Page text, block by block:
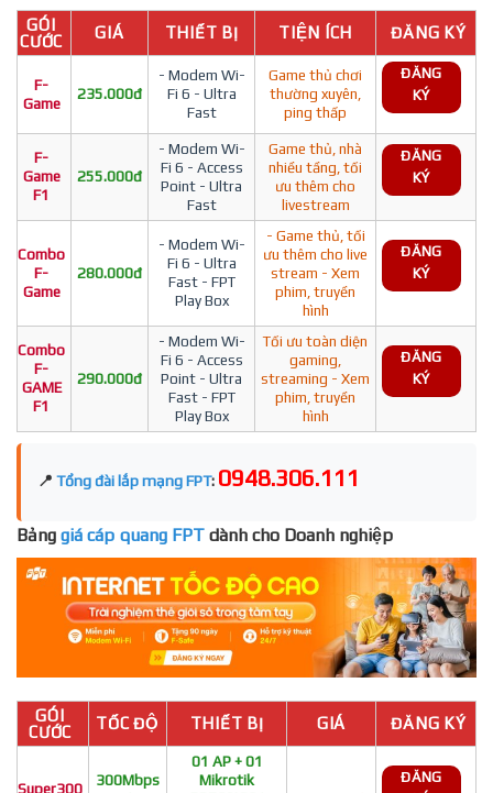
GÓI
CƯỚC
GIÁ THIẾT BỊ TIỆN ÍCH ĐĂNG KÝ
F-
Game
235.000đ
- Modem Wi-
Fi 6 - Ultra
Fast
Game thủ chơi
thường xuyên,
ping thấp
ĐĂNG
KÝ
F-
Game
F1
255.000đ
- Modem Wi-
Fi 6 - Access
Point - Ultra
Fast
Game thủ, nhà
nhiều tầng, tối
ưu thêm cho
livestream
ĐĂNG
KÝ
Combo
F-
Game
280.000đ
- Modem Wi-
Fi 6 - Ultra
Fast - FPT
Play Box
- Game thủ, tối
ưu thêm cho live
stream - Xem
phim, truyền
hình
ĐĂNG
KÝ
Combo
F-
GAME
F1
290.000đ
- Modem Wi-
Fi 6 - Access
Point - Ultra
Fast - FPT
Play Box
Tối ưu toàn diện
gaming,
streaming - Xem
phim, truyền
hình
ĐĂNG
KÝ
📍 Tổng đài lắp mạng FPT: 0948.306.111
Bảng giá cáp quang FPT dành cho Doanh nghiệp
GÓI
CƯỚC
TỐC ĐỘ THIẾT BỊ GIÁ ĐĂNG KÝ
Super300
300Mbps
01 AP + 01
Mikrotik
ĐĂNG